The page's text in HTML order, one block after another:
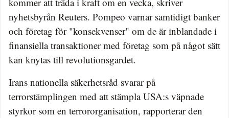
nyhetsbyrån Reuters. Pompeo varnar samtidigt banker
och företag för "konsekvenser" om de är inblandade i
finansiella transaktioner med företag som på något sätt
kan knytas till revolutionsgardet.
Irans nationella säkerhetsråd svarar på
terrorstämplingen med att stämpla USA:s väpnade
styrkor som en terrororganisation, rapporterar den